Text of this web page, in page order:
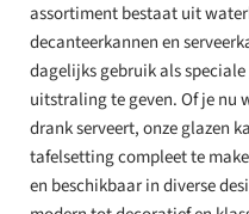
assortiment bestaat uit
decanteerkannen en
dagelijks gebruik als
uitstraling te geven. Of je nu
drank serveert, onze glazen
tafelsetting compleet te
en beschikbaar in diverse